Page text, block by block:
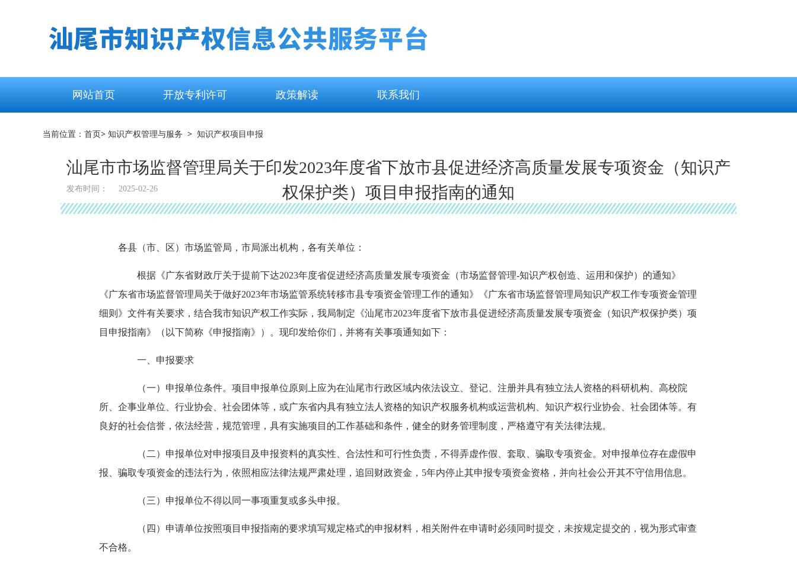
汕尾市知识产权信息公共服务平台
网站首页 开放专利许可 政策解读 联系我们
当前位置： 首页> 知识产权管理与服务 > 知识产权项目申报
汕尾市市场监督管理局关于印发2023年度省下放市县促进经济高质量发展专项资金（知识产
权保护类）项目申报指南的通知
发布时间： 2025-02-26
各县（市、区）市场监管局，市局派出机构，各有关单位：
根据《广东省财政厅关于提前下达2023年度省促进经济高质量发展专项资金（市场监督管理-知识产权创造、运用和保护）的通知》
《广东省市场监督管理局关于做好2023年市场监管系统转移市县专项资金管理工作的通知》《广东省市场监督管理局知识产权工作专项资金管理
细则》文件有关要求，结合我市知识产权工作实际，我局制定《汕尾市2023年度省下放市县促进经济高质量发展专项资金（知识产权保护类）项
目申报指南》（以下简称《申报指南》）。现印发给你们，并将有关事项通知如下：
一、申报要求
（一）申报单位条件。项目申报单位原则上应为在汕尾市行政区域内依法设立、登记、注册并具有独立法人资格的科研机构、高校院
所、企事业单位、行业协会、社会团体等，或广东省内具有独立法人资格的知识产权服务机构或运营机构、知识产权行业协会、社会团体等。有
良好的社会信誉，依法经营，规范管理，具有实施项目的工作基础和条件，健全的财务管理制度，严格遵守有关法律法规。
（二）申报单位对申报项目及申报资料的真实性、合法性和可行性负责，不得弄虚作假、套取、骗取专项资金。对申报单位存在虚假申
报、骗取专项资金的违法行为，依照相应法律法规严肃处理，追回财政资金，5年内停止其申报专项资金资格，并向社会公开其不守信用信息。
（三）申报单位不得以同一事项重复或多头申报。
（四）申请单位按照项目申报指南的要求填写规定格式的申报材料，相关附件在申请时必须同时提交，未按规定提交的，视为形式审查
不合格。